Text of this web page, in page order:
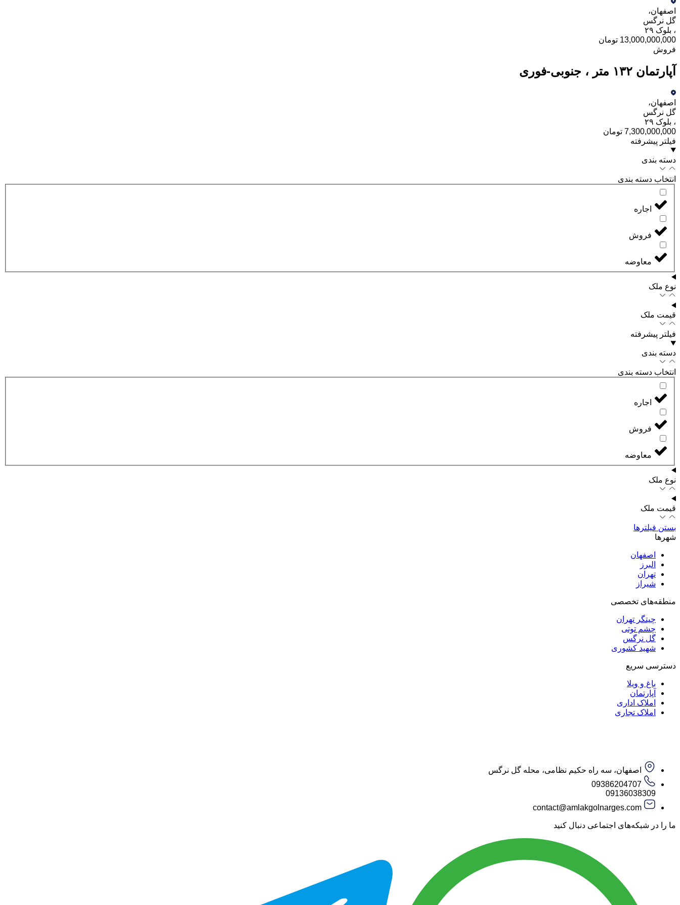
اصفهان،
گل نرگس
، بلوک ۲۹
13,000,000,000 تومان
فروش
آپارتمان ۱۳۲ متر ، جنوبی-فوری
اصفهان،
گل نرگس
، بلوک ۲۹
7,300,000,000 تومان
فیلتر پیشرفته
دسته بندی
انتخاب دسته بندی
اجاره
فروش
معاوضه
نوع ملک
قیمت ملک
فیلتر پیشرفته
دسته بندی
انتخاب دسته بندی
اجاره
فروش
معاوضه
نوع ملک
قیمت ملک
بستن فیلترها
شهرها
اصفهان
البرز
تهران
شیراز
منطقه‌های تخصصی
چیتگر تهران
چشم توتی
گل نرگس
شهید کشوری
دسترسی سریع
باغ و ویلا
آپارتمان
املاک اداری
املاک تجاری
اصفهان، سه راه حکیم نظامی، محله گل نرگس
09386204707
09136038309
contact@amlakgolnarges.com
ما را در شبکه‌های اجتماعی دنبال کنید